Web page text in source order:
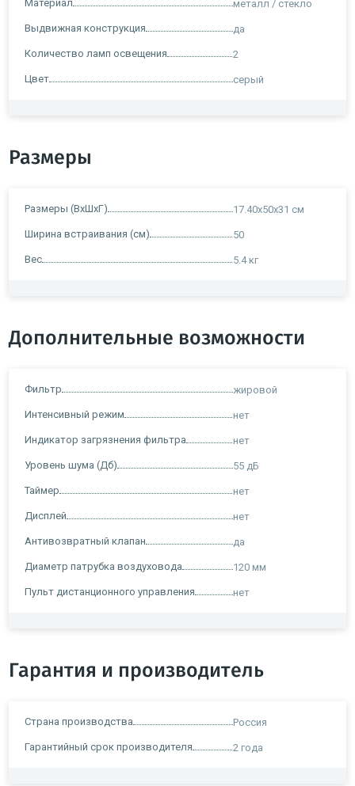
Материал металл / стекло
Выдвижная конструкция да
Количество ламп освещения 2
Цвет серый
Размеры
Размеры (ВxШxГ) 17.40х50х31 см
Ширина встраивания (см) 50
Вес 5.4 кг
Дополнительные возможности
Фильтр жировой
Интенсивный режим нет
Индикатор загрязнения фильтра нет
Уровень шума (Дб) 55 дБ
Таймер нет
Дисплей нет
Антивозвратный клапан да
Диаметр патрубка воздуховода 120 мм
Пульт дистанционного управления нет
Гарантия и производитель
Страна производства Россия
Гарантийный срок производителя 2 года